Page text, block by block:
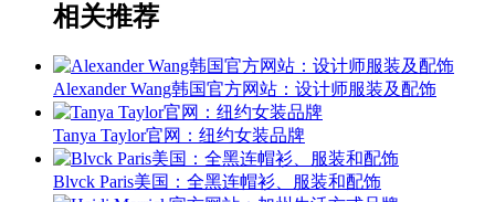
相关推荐
Alexander Wang韩国官方网站：设计师服装及配饰
Tanya Taylor官网：纽约女装品牌
Blvck Paris美国：全黑连帽衫、服装和配饰